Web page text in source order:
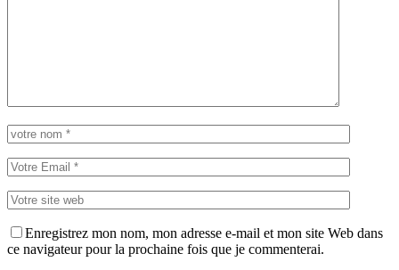
Enregistrez mon nom, mon adresse e-mail et mon site Web dans
ce navigateur pour la prochaine fois que je commenterai.